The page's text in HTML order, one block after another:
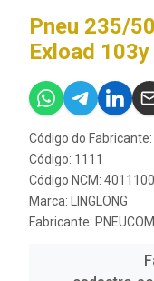
Pneu 235/
Exload 103y
Código do
Código: 1111
Código NCM:
Marca:
LINGLONG
Fabricante: